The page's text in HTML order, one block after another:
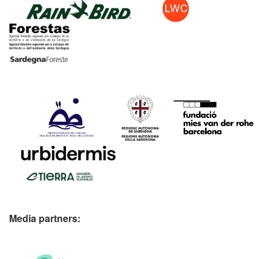
Media partners: